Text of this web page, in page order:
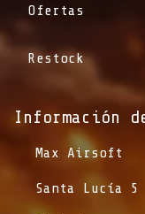
Ofertas
Restock
Información
​Max Airsoft
​Santa Lucía 5